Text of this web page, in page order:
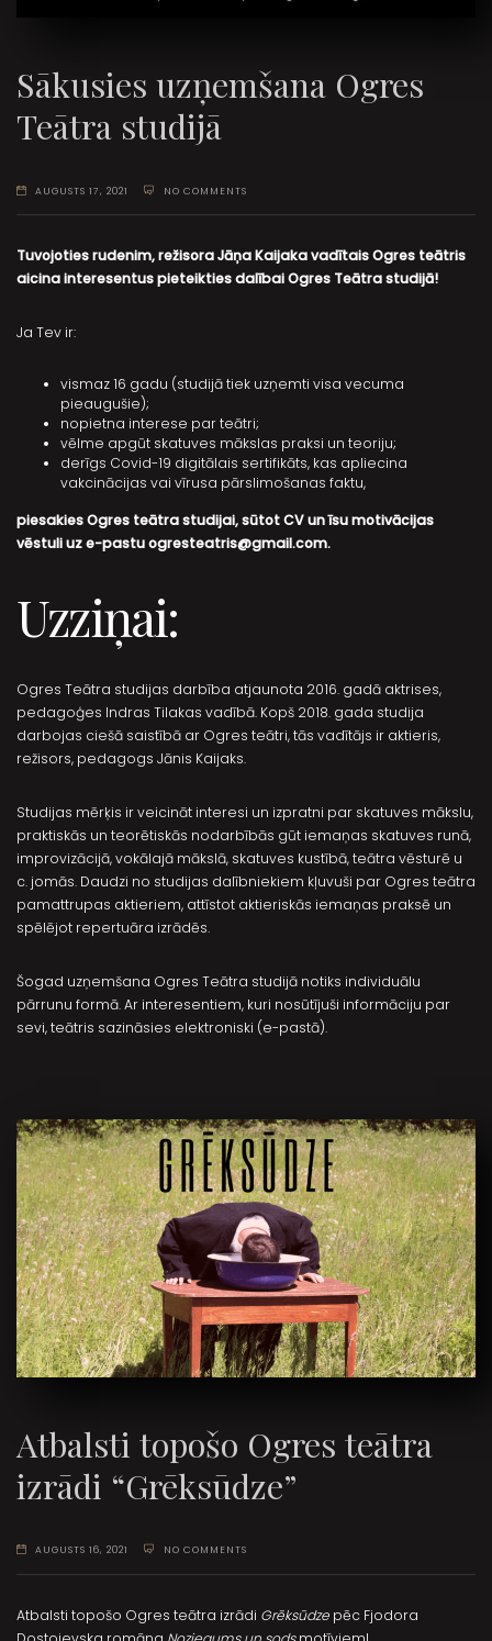
Sākusies uzņemšana Ogres
Teātra studijā
AUGUSTS 17, 2021 NO COMMENTS
Tuvojoties rudenim, režisora Jāņa Kaijaka vadītais Ogres teātris
aicina interesentus pieteikties dalībai Ogres Teātra studijā!
Ja Tev ir:
vismaz 16 gadu (studijā tiek uzņemti visa vecuma
pieaugušie);
nopietna interese par teātri;
vēlme apgūt skatuves mākslas praksi un teoriju;
derīgs Covid-19 digitālais sertifikāts, kas apliecina
vakcinācijas vai vīrusa pārslimošanas faktu,
piesakies Ogres teātra studijai, sūtot CV un īsu motivācijas
vēstuli uz e-pastuogresteatris@gmail.com.
Uzziņai:
Ogres Teātra studijas darbība atjaunota 2016. gadā aktrises,
pedagoģes Indras Tilakas vadībā. Kopš 2018. gada studija
darbojas ciešā saistībā ar Ogres teātri, tās vadītājs ir aktieris,
režisors, pedagogs Jānis Kaijaks.
Studijas mērķis ir veicināt interesi un izpratni par skatuves mākslu,
praktiskās un teorētiskās nodarbībās gūt iemaņas skatuves runā,
improvizācijā, vokālajā mākslā, skatuves kustībā, teātra vēsturē u
c. jomās. Daudzi no studijas dalībniekiem kļuvuši par Ogres teātra
pamattrupas aktieriem, attīstot aktieriskās iemaņas praksē un
spēlējot repertuāra izrādēs.
Šogad uzņemšana Ogres Teātra studijā notiks individuālu
pārrunu formā. Ar interesentiem, kuri nosūtījuši informāciju par
sevi, teātris sazināsies elektroniski (e-pastā).
Atbalsti topošo Ogres teātra
izrādi “Grēksūdze”
AUGUSTS 16, 2021 NO COMMENTS
Atbalsti topošo Ogres teātra izrādi Grēksūdze pēc Fjodora